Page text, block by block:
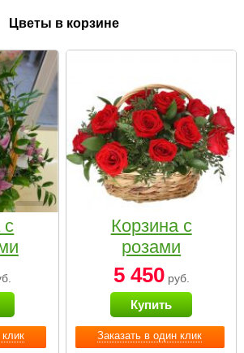
Цветы в корзине
с
Заказать в один клик
Корзина с
розами
«Красный
Париж»
5 450руб.
Купить